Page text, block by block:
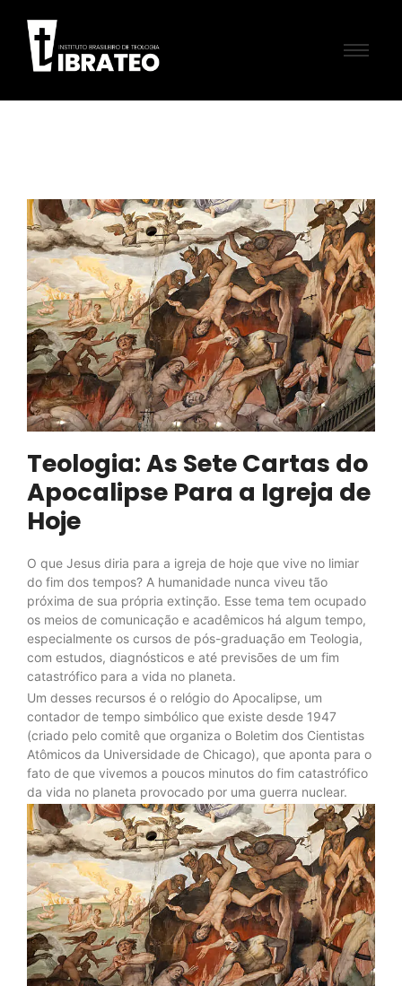
Teologia: As Sete Cartas do
Apocalipse Para a Igreja de
Hoje
O que Jesus diria para a igreja de hoje que vive no limiar
do fim dos tempos? A humanidade nunca viveu tão
próxima de sua própria extinção. Esse tema tem ocupado
os meios de comunicação e acadêmicos há algum tempo,
especialmente os cursos de pós-graduação em Teologia,
com estudos, diagnósticos e até previsões de um fim
catastrófico para a vida no planeta.
Um desses recursos é o relógio do Apocalipse, um
contador de tempo simbólico que existe desde 1947
(criado pelo comitê que organiza o Boletim dos Cientistas
Atômicos da Universidade de Chicago), que aponta para o
fato de que vivemos a poucos minutos do fim catastrófico
da vida no planeta provocado por uma guerra nuclear.